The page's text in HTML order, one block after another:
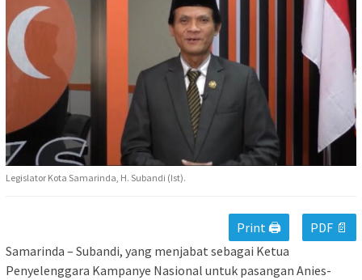
Legislator Kota Samarinda, H. Subandi (Ist).
Print 🖨
PDF 📄
Samarinda – Subandi, yang menjabat sebagai Ketua
Penyelenggara Kampanye Nasional untuk pasangan Anies-